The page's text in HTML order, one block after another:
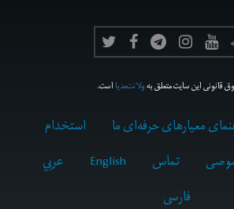
قانونی این سایت متعلق بهولانت‌مدیااست.
معیارهای حرفه‌ای ما
استخدام
تماس English
عربي
فارسى